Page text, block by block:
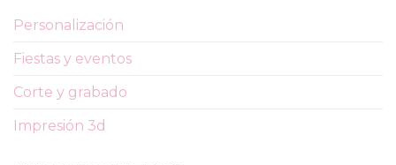
Personalización
Fiestas y eventos
Corte y grabado
Impresión 3d